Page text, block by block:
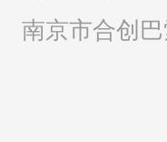
有限责任公
南京市合创